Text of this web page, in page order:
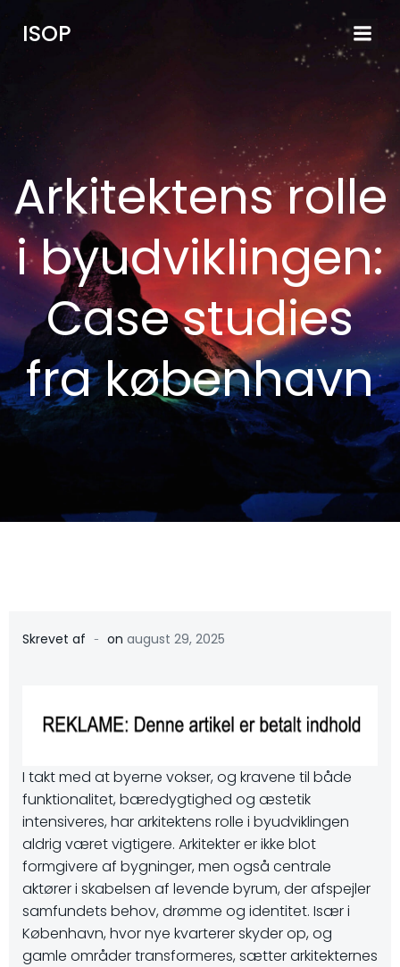
ISOP
Arkitektens rolle
i byudviklingen:
Case studies
fra københavn
Skrevet af - on august 29, 2025
I takt med at byerne vokser, og kravene til både
funktionalitet, bæredygtighed og æstetik
intensiveres, har arkitektens rolle i byudviklingen
aldrig været vigtigere. Arkitekter er ikke blot
formgivere af bygninger, men også centrale
aktører i skabelsen af levende byrum, der afspejler
samfundets behov, drømme og identitet. Især i
København, hvor nye kvarterer skyder op, og
gamle områder transformeres, sætter arkitekternes